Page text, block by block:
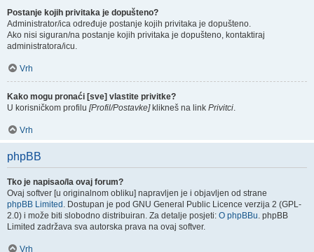
Postanje kojih privitaka je dopušteno?
Administrator/ica određuje postanje kojih privitaka je dopušteno.
Ako nisi siguran/na postanje kojih privitaka je dopušteno, kontaktiraj
administratora/icu.
Vrh
Kako mogu pronaći [sve] vlastite privitke?
U korisničkom profilu [Profil/Postavke]klikneš na link Privitci.
Vrh
phpBB
Tko je napisao/la ovaj forum?
Ovaj softver [u originalnom obliku] napravljen je i objavljen od strane
phpBB Limited . Dostupan je pod GNU General Public Licence verzija 2 (GPL-
2.0) i može biti slobodno distribuiran. Za detalje posjeti: O phpBBu. phpBB
Limited zadržava sva autorska prava na ovaj softver.
Vrh